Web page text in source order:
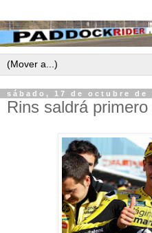
sábado, 17 de octubre de
Rins saldrá